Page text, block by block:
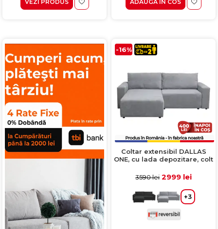
VEZI PRODUS ADAUGA IN COS
-16%
Coltar extensibil DALLAS
ONE, cu lada depozitare, colt
258x173x90 cm
3590 lei 2999 lei
+3